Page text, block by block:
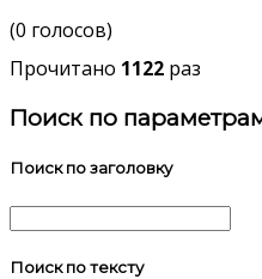
(0 голосов)
Прочитано 1122 раз
Поиск по
Поиск по заголовку
Поиск по тексту